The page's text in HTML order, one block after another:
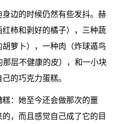
边的时候仍然有些发抖。赫
柿和剥好的橘子），三种蔬
萝卜），一种肉（炸球遁鸟
层不健康的皮），和一小块
的巧克力蛋糕。
：她至今还会做那次的噩
，而且感觉自己成了它的目